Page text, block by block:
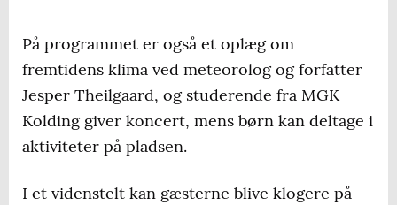
På programmet er også et oplæg om
fremtidens klima ved meteorolog og forfatter
Jesper Theilgaard, og studerende fra MGK
Kolding giver koncert, mens børn kan deltage i
aktiviteter på pladsen.
I et videnstelt kan gæsterne blive klogere på